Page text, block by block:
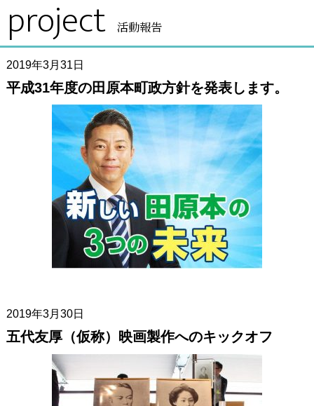
project 活動報告
2019年3月31日
平成31年度の田原本町政方針を発表します。
2019年3月30日
五代友厚（仮称）映画製作へのキックオフ